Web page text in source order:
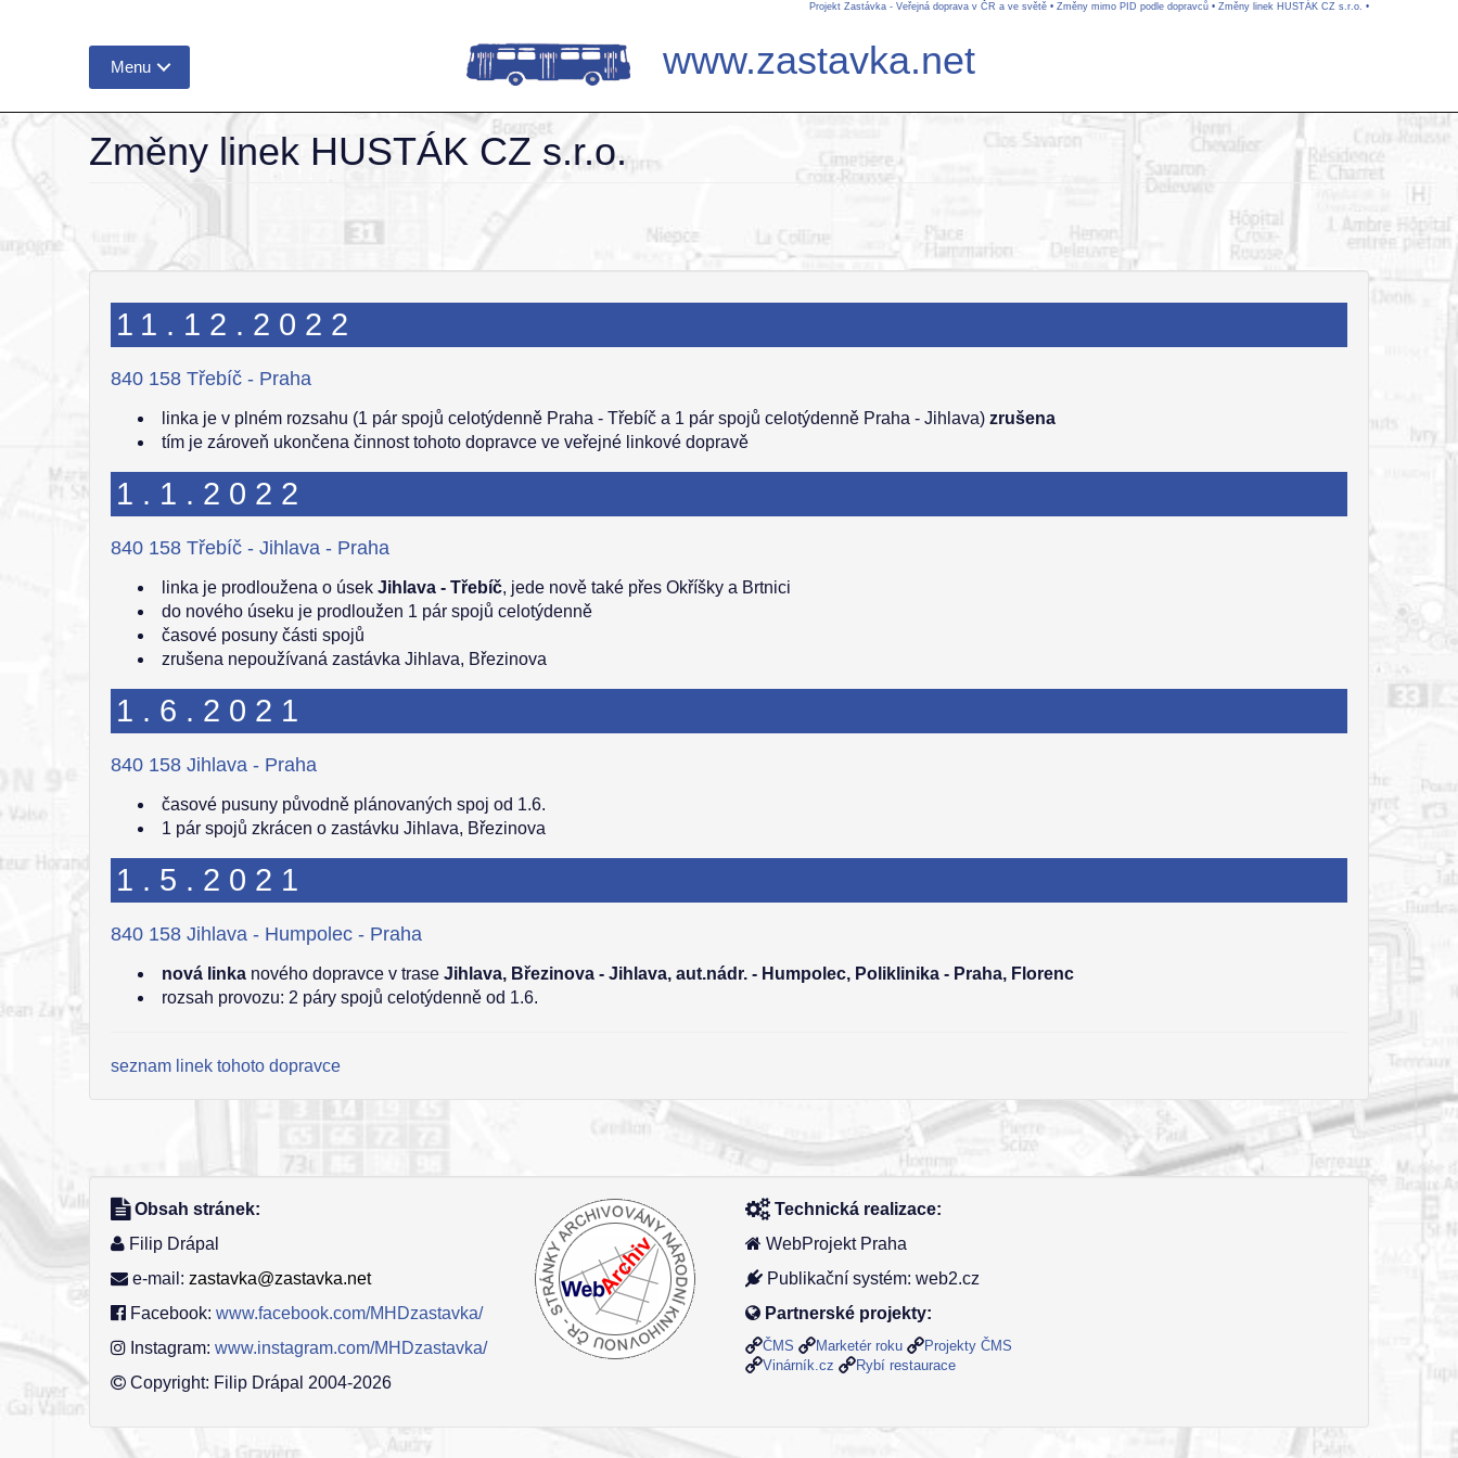
Projekt Zastávka - Veřejná doprava v ČR a ve světě• Změny mimo PID podle dopravců• Změny linek HUSTÁK CZ s.r.o. •
Menu www.zastavka.net
Změny linek HUSTÁK CZ s.r.o.
11.12.2022
840 158 Třebíč - Praha
linka je v plném rozsahu (1 pár spojů celotýdenně Praha - Třebíč a 1 pár spojů celotýdenně Praha - Jihlava)zrušena
tím je zároveň ukončena činnost tohoto dopravce ve veřejné linkové dopravě
1.1.2022
840 158 Třebíč - Jihlava - Praha
linka je prodloužena o úsekJihlava - Třebíč, jede nově také přes Okříšky a Brtnici
do nového úseku je prodloužen 1 pár spojů celotýdenně
časové posuny části spojů
zrušena nepoužívaná zastávka Jihlava, Březinova
1.6.2021
840 158 Jihlava - Praha
časové pusuny původně plánovaných spoj od 1.6.
1 pár spojů zkrácen o zastávku Jihlava, Březinova
1.5.2021
840 158 Jihlava - Humpolec - Praha
nová linka nového dopravce v traseJihlava, Březinova - Jihlava, aut.nádr. - Humpolec, Poliklinika - Praha, Florenc
rozsah provozu: 2 páry spojů celotýdenně od 1.6.
seznam linek tohoto dopravce
Obsah stránek:
Filip Drápal
e-mail:zastavka@zastavka.net
Facebook:www.facebook.com/MHDzastavka/
Instagram:www.instagram.com/MHDzastavka/
Copyright: Filip Drápal 2004-2026
Technická realizace:
WebProjekt Praha
Publikační systém: web2.cz
Partnerské projekty:
ČMS Marketér roku
Projekty ČMS
Vinárník.cz
Rybí restaurace